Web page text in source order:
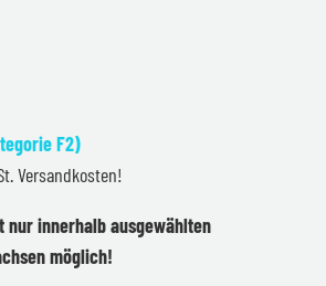
F2)
Versandkosten!
nur innerhalb ausgewählten
möglich!